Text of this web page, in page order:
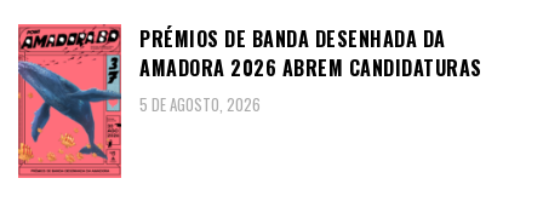
PRÉMIOS DE BANDA DESENHADA DA
AMADORA 2026 ABREM CANDIDATURAS
5 DE AGOSTO, 2026